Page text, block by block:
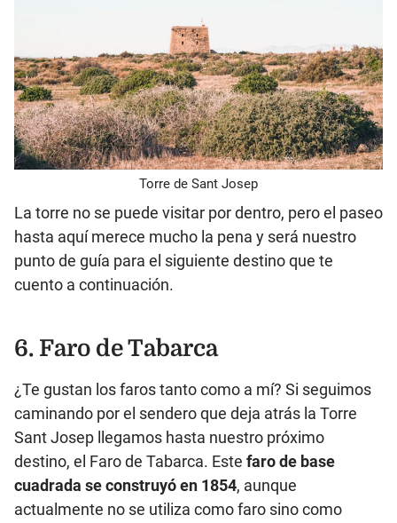
Torre de Sant Josep
La torre no se puede visitar por dentro, pero el paseo
hasta aquí merece mucho la pena y será nuestro
punto de guía para el siguiente destino que te
cuento a continuación.
6. Faro de Tabarca
¿Te gustan los faros tanto como a mí? Si seguimos
caminando por el sendero que deja atrás la Torre
Sant Josep llegamos hasta nuestro próximo
destino, el Faro de Tabarca. Este faro de base
cuadrada se construyó en 1854, aunque
actualmente no se utiliza como faro sino como